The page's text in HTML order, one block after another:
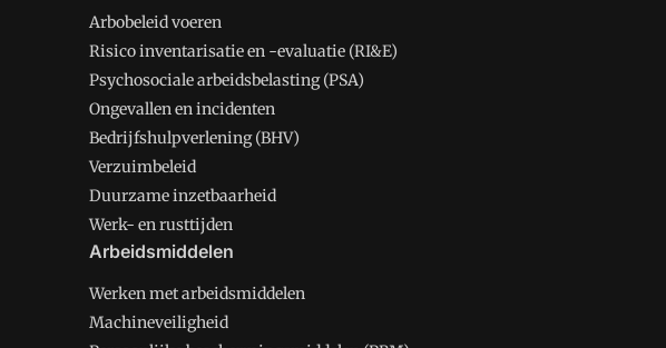
Arbobeleid voeren
Risico inventarisatie en -evaluatie (RI&E)
Psychosociale arbeidsbelasting (PSA)
Ongevallen en incidenten
Bedrijfshulpverlening (BHV)
Verzuimbeleid
Duurzame inzetbaarheid
Werk- en rusttijden
Arbeidsmiddelen
Werken met arbeidsmiddelen
Machineveiligheid